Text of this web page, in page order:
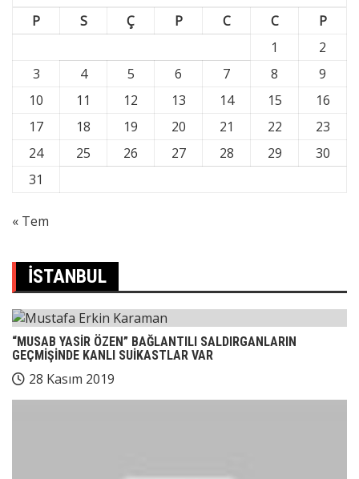
P S Ç P C C
P
1
2
3
4 5 6 7 8
9
10
11 12 13 14 15
16
17
18 19 20 21 22
23
24
25 26 27 28 29
30
31
« Tem
İSTANBUL
“MUSAB YASİR ÖZEN” BAĞLANTILI SALDIRGANLARIN
GEÇMİŞİNDE KANLI SUİKASTLAR VAR
28 Kasım 2019